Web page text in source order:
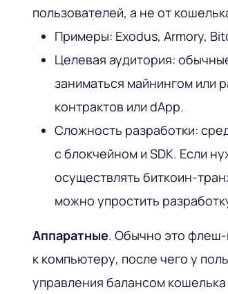
пользователей, а не от
Примеры: Exodus, Armory,
Целевая аудитория:
заниматься майнингом или
контрактов или dApp.
Сложность разработки:
с блокчейном и SDK. Если
осуществлять биткоин-
можно упростить
Аппаратные. Обычно это
к компьютеру, после чего у
управления балансом